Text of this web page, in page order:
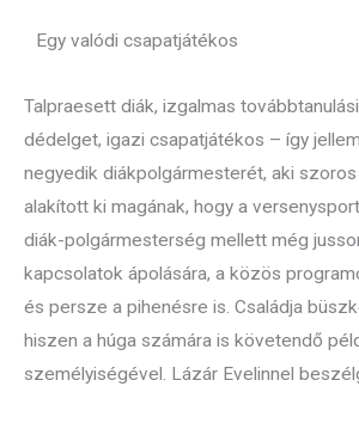
Egy valódi csapatjátékos
Talpraesett diák, izgalmas
dédelget, igazi csapatjátékos – így
negyedik diákpolgármesterét, aki
alakított ki magának, hogy a
diák-polgármesterség mellett még
kapcsolatok ápolására, a közös
és persze a pihenésre is. Családja
hiszen a húga számára is követendő
személyiségével. Lázár Evelinnel